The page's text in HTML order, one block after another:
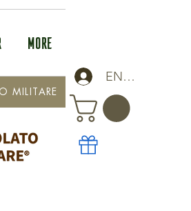
More
MILITARE
ENTRA